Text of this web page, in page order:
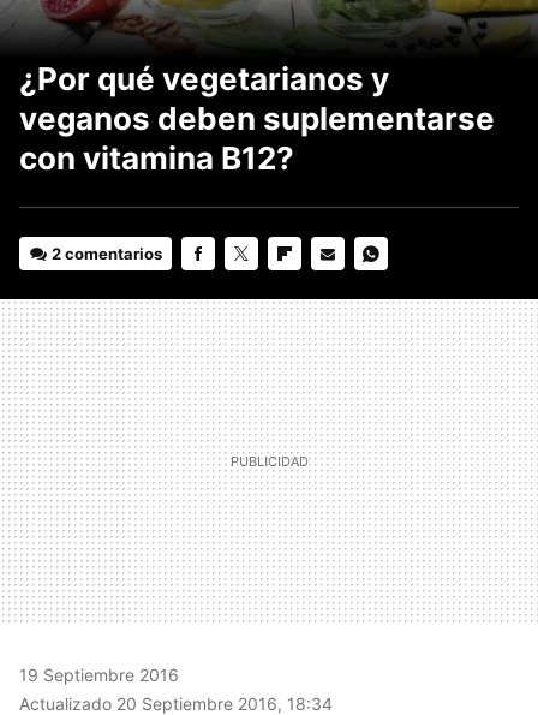
¿Por qué vegetarianos y
veganos deben suplementarse
con vitamina B12?
2 comentarios
MAIL
19 Septiembre 2016
Actualizado 20 Septiembre 2016, 18:34